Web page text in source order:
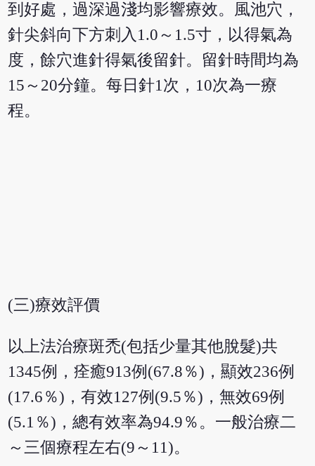
到好處，過深過淺均影響療效。風池穴，
針尖斜向下方刺入1.0～1.5寸，以得氣為
度，餘穴進針得氣後留針。留針時間均為
15～20分鐘。每日針1次，10次為一療
程。
(三)療效評價
以上法治療斑禿(包括少量其他脫髮)共
1345例，痊癒913例(67.8％)，顯效236例
(17.6％)，有效127例(9.5％)，無效69例
(5.1％)，總有效率為94.9％。一般治療二
～三個療程左右(9～11)。